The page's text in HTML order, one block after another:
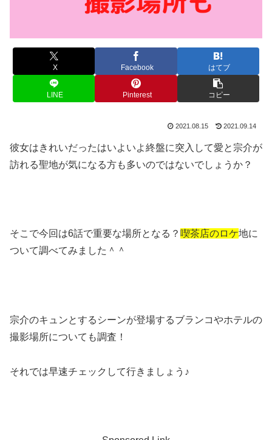
X Facebook はてブ
LINE Pinterest コピー
2021.08.15 2021.09.14
彼女はきれいだったはいよいよ終盤に突入して愛と宗介が
訪れる聖地が気になる方も多いのではないでしょうか？
そこで今回は6話で重要な場所となる？ 喫茶店のロケ地に
ついて調べてみました＾＾
宗介のキュンとするシーンが登場するブランコやホテルの
撮影場所についても調査！
それでは早速チェックして行きましょう♪